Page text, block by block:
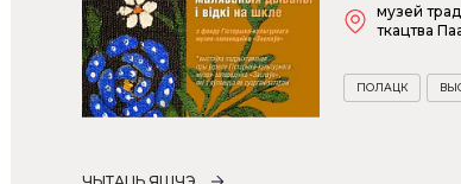
музей
ткацтва
ПОЛАЦК